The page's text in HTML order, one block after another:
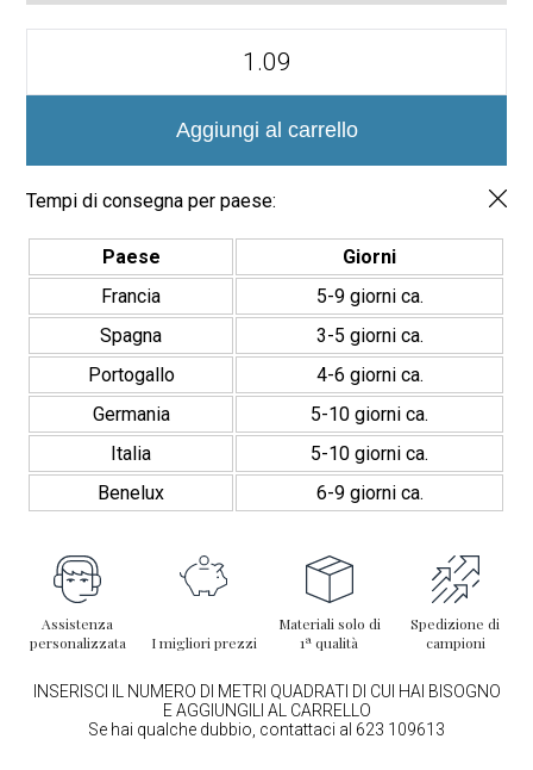
Aggiungi al carrello
Tempi di consegna per paese:
Paese
Giorni
Francia
5-9 giorni ca.
Spagna
3-5 giorni ca.
Portogallo
4-6 giorni ca.
Germania
5-10 giorni ca.
Italia
5-10 giorni ca.
Benelux
6-9 giorni ca.
Assistenza
personalizzata
I migliori prezzi
Materiali solo di
1ª qualità
Spedizione di
campioni
INSERISCI IL NUMERO DI METRI QUADRATI DI CUI HAI BISOGNO
E AGGIUNGILI AL CARRELLO
Se hai qualche dubbio, contattaci al 623 109613